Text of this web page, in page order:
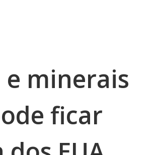
e minerais
ficar